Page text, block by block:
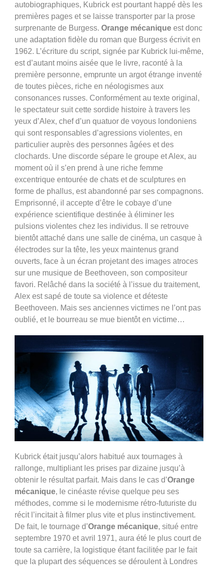
autobiographiques, Kubrick est pourtant happé dès les
premières pages et se laisse transporter par la prose
surprenante de Burgess. Orange mécanique est donc
une adaptation fidèle du roman que Burgess écrivit en
1962. L’écriture du script, signée par Kubrick lui-même,
est d’autant moins aisée que le livre, raconté à la
première personne, emprunte un argot étrange inventé
de toutes pièces, riche en néologismes aux
consonances russes. Conformément au texte original,
le spectateur suit cette sordide histoire à travers les
yeux d’Alex, chef d’un quatuor de voyous londoniens
qui sont responsables d’agressions violentes, en
particulier auprès des personnes âgées et des
clochards. Une discorde sépare le groupe et Alex, au
moment où il s’en prend à une riche femme
excentrique entourée de chats et de sculptures en
forme de phallus, est abandonné par ses compagnons.
Emprisonné, il accepte d’être le cobaye d’une
expérience scientifique destinée à éliminer les
pulsions violentes chez les individus. Il se retrouve
bientôt attaché dans une salle de cinéma, un casque à
électrodes sur la tête, les yeux maintenus grand
ouverts, face à un écran projetant des images atroces
sur une musique de Beethoveen, son compositeur
favori. Relâché dans la société à l’issue du traitement,
Alex est sapé de toute sa violence et déteste
Beethoveen. Mais ses anciennes victimes ne l’ont pas
oublié, et le bourreau se mue bientôt en victime…
Kubrick était jusqu’alors habitué aux tournages à
rallonge, multipliant les prises par dizaine jusqu’à
obtenir le résultat parfait. Mais dans le cas d’Orange
mécanique, le cinéaste révise quelque peu ses
méthodes, comme si le modernisme rétro-futuriste du
récit l’incitait à filmer plus vite et plus instinctivement.
De fait, le tournage d’Orange mécanique, situé entre
septembre 1970 et avril 1971, aura été le plus court de
toute sa carrière, la logistique étant facilitée par le fait
que la plupart des séquences se déroulent à Londres